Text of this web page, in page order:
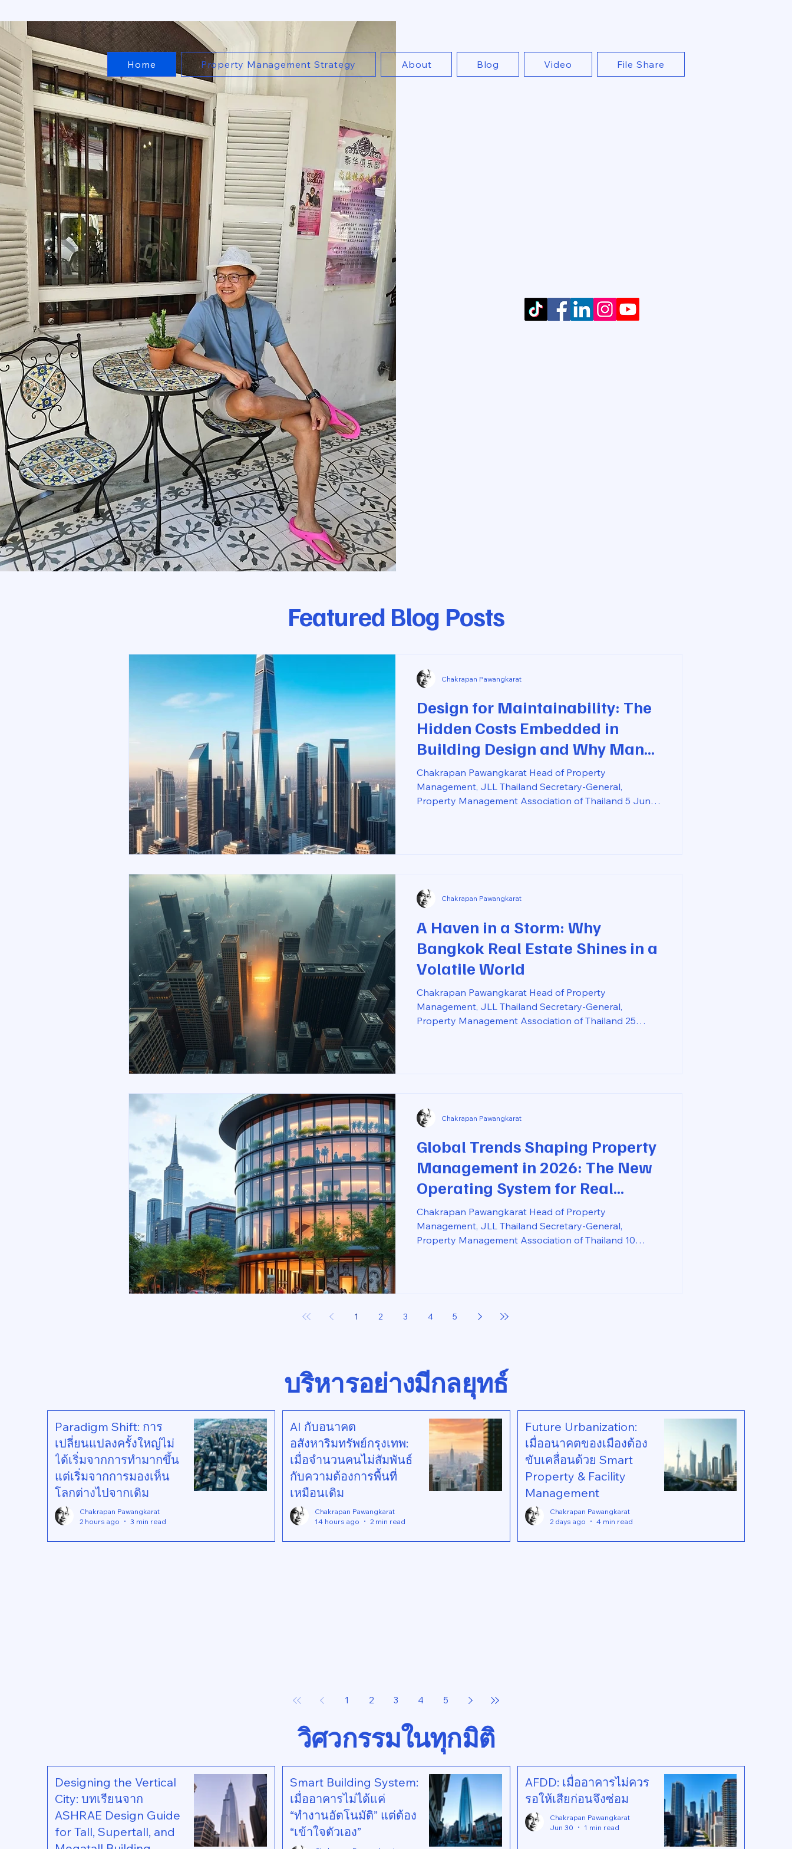
Jack Journal
Home Property Management Strategy About Blog Video File Share
Featured Blog Posts
Design for Maintainability: The
Hidden Costs Embedded in
Building Design and Why Many
Buildings Face Problems from
Day One
Chakrapan Pawangkarat Head of Property
Management, JLL Thailand Secretary-General,
Property Management Association of Thailand 5 June
technologies frequently receive greater
Chakrapan Pawangkarat
A Haven in a Storm: Why
Bangkok Real Estate Shines in a
Volatile World
Chakrapan Pawangkarat Head of Property
Management, JLL Thailand Secretary-General,
Property Management Association of Thailand 25
were becoming apparent back in 2
Chakrapan Pawangkarat
Global Trends Shaping Property
Management in 2026: The New
Operating System for Real
Estate
Chakrapan Pawangkarat Head of Property
Management, JLL Thailand Secretary-General,
Property Management Association of Thailand 10
merely an evolution; they represent a fundamental
Chakrapan Pawangkarat
1 2 3 4 5
บริหารอย่างมีกลยุทธ์
Paradigm Shift: การ
เปลี่ยนแปลงครั้งใหญ่ไม่
ได้เริ่มจากการทำมากขึ้น
แต่เริ่มจากการมองเห็น
โลกต่างไปจากเดิม
Chakrapan Pawangkarat
2 hours ago
3 min read
AI กับอนาคต
อสังหาริมทรัพย์กรุงเทพ:
เมื่อจำนวนคนไม่สัมพันธ์
กับความต้องการพื้นที่
เหมือนเดิม
Chakrapan Pawangkarat
14 hours ago
2 min read
Future Urbanization:
เมื่ออนาคตของเมืองต้อง
ขับเคลื่อนด้วย Smart
Property & Facility
Management
Chakrapan Pawangkarat
2 days ago
4 min read
1 2 3 4 5
วิศวกรรมในทุกมิติ
Designing the Vertical
City: บทเรียนจาก
ASHRAE Design Guide
for Tall, Supertall, and
Smart Building System:
เมื่ออาคารไม่ได้แค่
“ทำงานอัตโนมัติ” แต่ต้อง
“เข้าใจตัวเอง”
AFDD: เมื่ออาคารไม่ควร
รอให้เสียก่อนจึงซ่อม
Chakrapan Pawangkarat
Jun 30
1 min read